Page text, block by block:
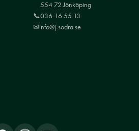
554 72 Jönköping
📞036-16 55 13
✉info@j-sodra.se